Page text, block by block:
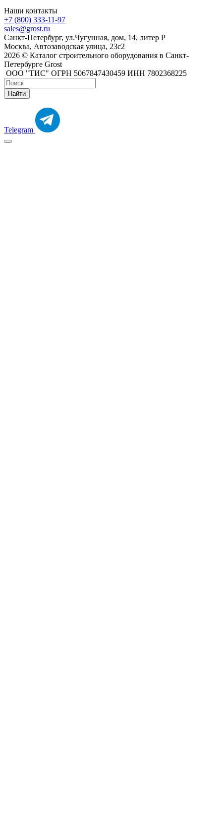
Наши контакты
+7 (800) 333-11-97
sales@grost.ru
Санкт-Петербург, ул.Чугунная, дом, 14, литер Р
Москва, Автозаводская улица, 23с2
2026 © Каталог строительного оборудования в Санкт-
Петербурге Grost
ООО "ТИС" ОГРН 5067847430459 ИНН 7802368225
Найти
Telegram